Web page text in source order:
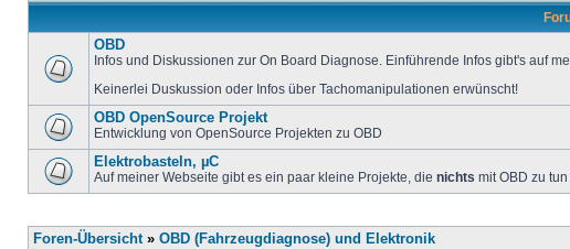
OBD
Infos und Diskussionen zur On Board Diagnose. Einführende Infos gibt's auf
Keinerlei Duskussion oder Infos über Tachomanipulationen erwünscht!
OBD OpenSource Projekt
Entwicklung von OpenSource Projekten zu OBD
Elektrobasteln, µC
Auf meiner Webseite gibt es ein paar kleine Projekte, die nichts mit OBD zu
Foren-Übersicht» OBD (Fahrzeugdiagnose) und Elektronik